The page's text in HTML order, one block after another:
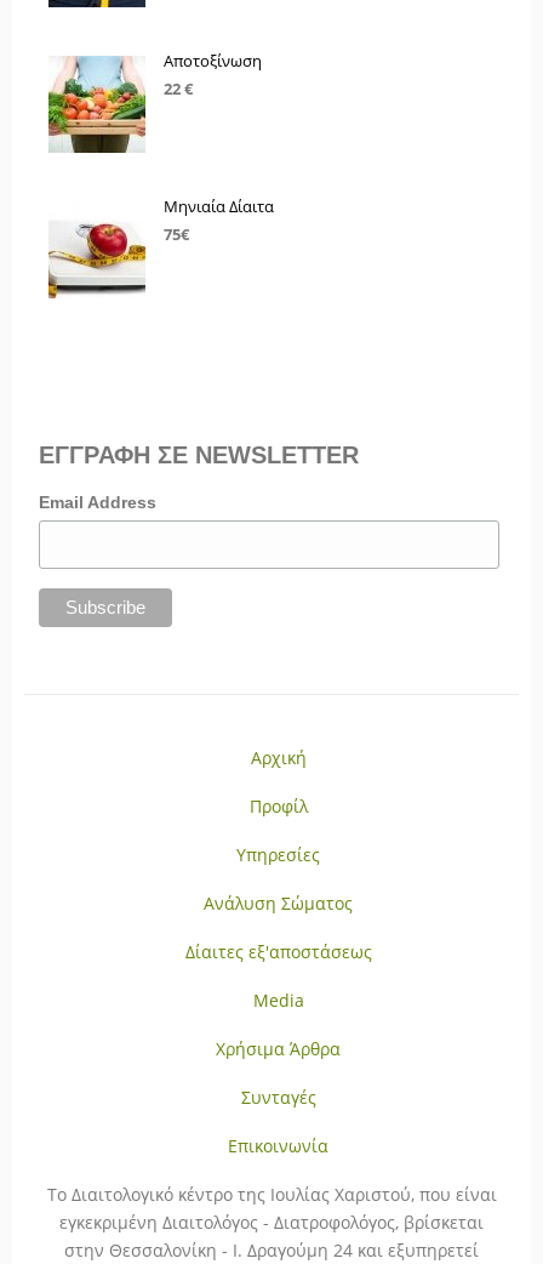
Αποτοξίνωση
22 €
Μηνιαία Δίαιτα
75€
ΕΓΓΡΑΦΗ ΣΕ NEWSLETTER
Email Address
Αρχική
Προφίλ
Υπηρεσίες
Ανάλυση Σώματος
Δίαιτες εξ'αποστάσεως
Media
Χρήσιμα Άρθρα
Συνταγές
Επικοινωνία
To Διαιτολογικό κέντρο της Ιουλίας Χαριστού, που είναι
εγκεκριμένη Διαιτολόγος - Διατροφολόγος, βρίσκεται
στην Θεσσαλονίκη - Ι. Δραγούμη 24 και εξυπηρετεί